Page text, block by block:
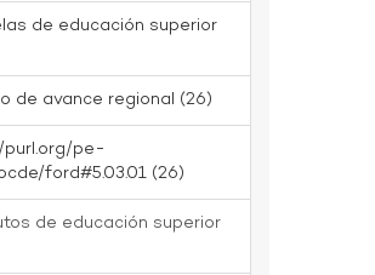
de educación superior
de avance regional (26)
pe-
ford#5.03.01 (26)
de educación superior